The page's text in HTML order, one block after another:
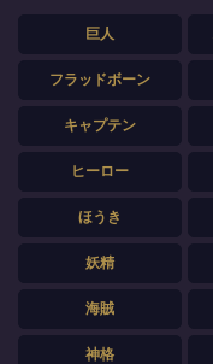
巨人
フラッドボーン
キャプテン
ヒーロー
ほうき
妖精
海賊
神格